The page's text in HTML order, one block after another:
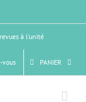
à l’unité
vous PANIER